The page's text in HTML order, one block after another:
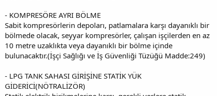
- KOMPRESÖRE AYRI BÖLME
Sabit kompresörlerin depoları, patlamalara karşı dayanıklı bir
bölmede olacak, seyyar kompresörler, çalışan işçilerden en az
10 metre uzaklıkta veya dayanıklı bir bölme içinde
bulunacaktır.(İşçi Sağlığı ve İş Güvenliği Tüzüğü Madde:249)
- LPG TANK SAHASI GİRİŞİNE STATİK YÜK
GİDERİCİ(NÖTRALİZÖR)